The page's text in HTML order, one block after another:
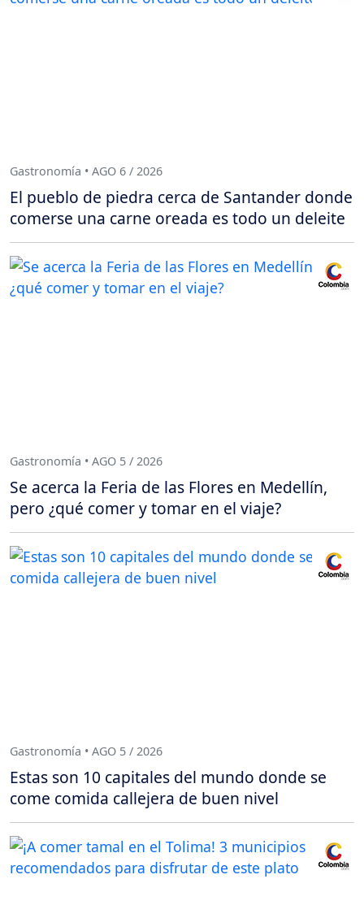
Gastronomía • AGO 6 / 2026
El pueblo de piedra cerca de Santander donde
comerse una carne oreada es todo un deleite
Gastronomía • AGO 5 / 2026
Se acerca la Feria de las Flores en Medellín,
pero ¿qué comer y tomar en el viaje?
Gastronomía • AGO 5 / 2026
Estas son 10 capitales del mundo donde se
come comida callejera de buen nivel